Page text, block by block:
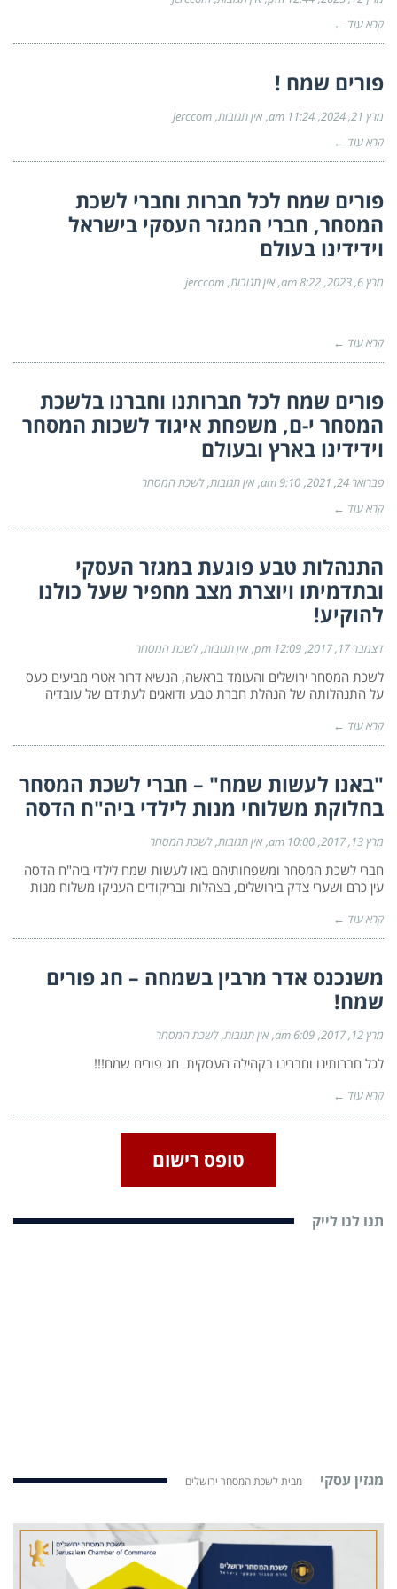
קרא עוד ←
פורים שמח !
מרץ 21, 2024 11:24 am אין תגובות jerccom
קרא עוד ←
פורים שמח לכל חברות וחברי לשכת
המסחר, חברי המגזר העסקי בישראל
וידידינו בעולם
מרץ 6, 2023 8:22 am אין תגובות jerccom
קרא עוד ←
פורים שמח לכל חברותנו וחברנו בלשכת
המסחר י-ם, משפחת איגוד לשכות המסחר
וידידינו בארץ ובעולם
פברואר 24, 2021 9:10 am אין תגובות לשכת המסחר
קרא עוד ←
התנהלות טבע פוגעת במגזר העסקי
ובתדמיתו ויוצרת מצב מחפיר שעל כולנו
להוקיע!
דצמבר 17, 2017 12:09 pm אין תגובות לשכת המסחר
לשכת המסחר ירושלים והעומד בראשה, הנשיא דרור אטרי מביעים כעס
על התנהלותה של הנהלת חברת טבע ודואגים לעתידם של עובדיה
קרא עוד ←
"באנו לעשות שמח" – חברי לשכת המסחר
בחלוקת משלוחי מנות לילדי ביה"ח הדסה
מרץ 13, 2017 10:00 am אין תגובות לשכת המסחר
חברי לשכת המסחר ומשפחותיהם באו לעשות שמח לילדי ביה"ח הדסה
עין כרם ושערי צדק בירושלים, בצהלות ובריקודים העניקו משלוח מנות
קרא עוד ←
משנכנס אדר מרבין בשמחה – חג פורים
שמח!
מרץ 12, 2017 6:09 am אין תגובות לשכת המסחר
לכל חברותינו וחברינו בקהילה העסקית חג פורים שמח!!!
קרא עוד ←
טופס רישום
תנו לנו לייק
מגזין עסקי מבית לשכת המסחר ירושלים